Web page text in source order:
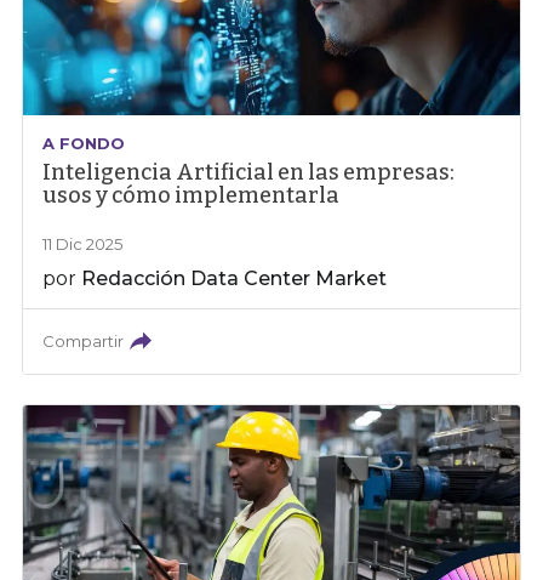
A FONDO
Inteligencia Artificial en las empresas:
usos y cómo implementarla
11 Dic 2025
por Redacción Data Center Market
Compartir